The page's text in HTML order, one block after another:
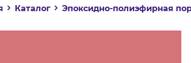
Каталог Эпоксидно-полиэфирная